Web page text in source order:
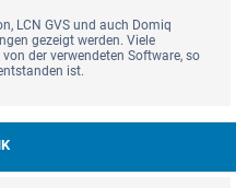
LCN GVS und auch Domiq
gezeigt werden. Viele
der verwendeten Software, so
ist.